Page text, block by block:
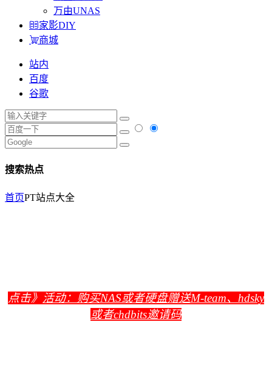
万由UNAS
家影DIY
商城
站内
百度
谷歌
搜索热点
首页PT站点大全
点击》 活动：购买NAS或者硬盘赠送M-team、hdsky
或者chdbits邀请码